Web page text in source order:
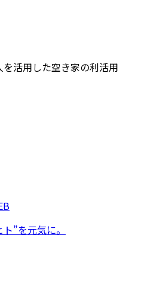
活用した空き家の利活用
”を元気に。